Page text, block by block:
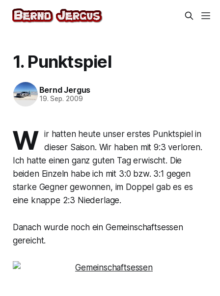
1. Punktspiel
Bernd Jergus
19. Sep. 2009
W ir hatten heute unser erstes Punktspiel in
dieser Saison. Wir haben mit 9:3 verloren.
Ich hatte einen ganz guten Tag erwischt. Die
beiden Einzeln habe ich mit 3:0 bzw. 3:1 gegen
starke Gegner gewonnen, im Doppel gab es es
eine knappe 2:3 Niederlage.
Danach wurde noch ein Gemeinschaftsessen
gereicht.